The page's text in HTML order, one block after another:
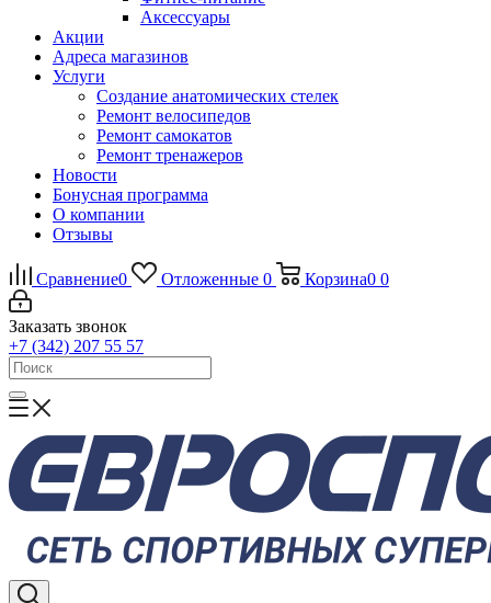
Аксессуары
Акции
Адреса магазинов
Услуги
Создание анатомических стелек
Ремонт велосипедов
Ремонт самокатов
Ремонт тренажеров
Новости
Бонусная программа
О компании
Отзывы
Сравнение0 Отложенные 0 Корзина0 0
Заказать звонок
+7 (342) 207 55 57